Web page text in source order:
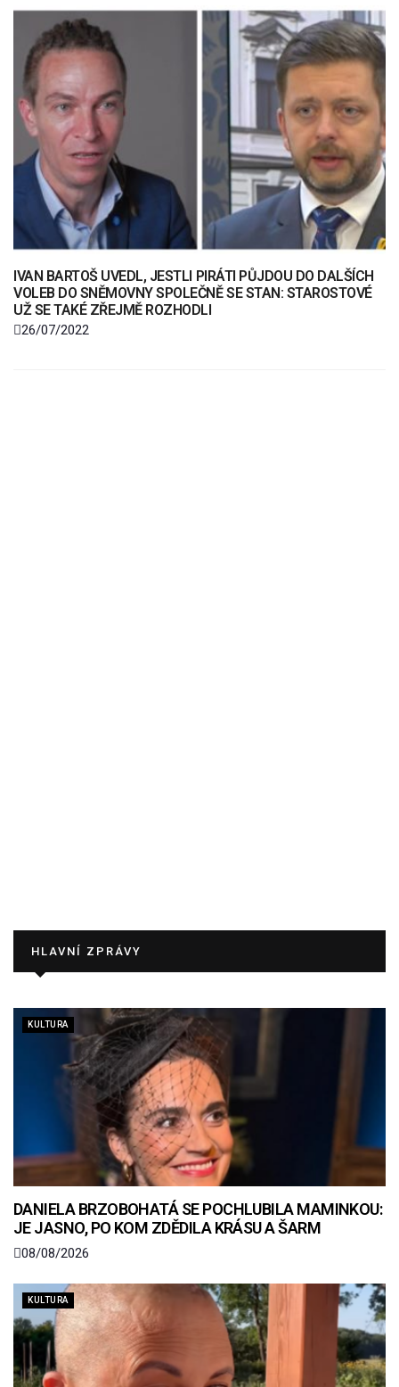
IVAN BARTOŠ UVEDL, JESTLI PIRÁTI PŮJDOU DO DALŠÍCH
VOLEB DO SNĚMOVNY SPOLEČNĚ SE STAN: STAROSTOVÉ
UŽ SE TAKÉ ZŘEJMĚ ROZHODLI
26/07/2022
HLAVNÍ ZPRÁVY
KULTURA
DANIELA BRZOBOHATÁ SE POCHLUBILA MAMINKOU:
JE JASNO, PO KOM ZDĚDILA KRÁSU A ŠARM
08/08/2026
KULTURA